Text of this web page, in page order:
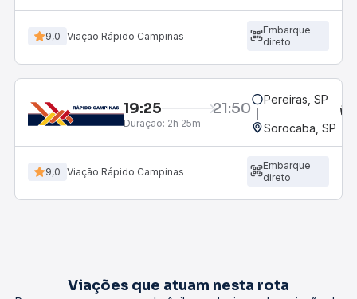
9,0 Viação Rápido Campinas
Embarque
direto
19:25 21:50
Duração: 2h 25m
Pereiras, SP
Sorocaba, SP
9,0 Viação Rápido Campinas
Embarque
direto
Viações que atuam nesta rota